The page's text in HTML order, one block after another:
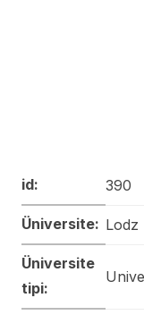
id: 390
Üniversite: Lodz
Üniversite
tipi: